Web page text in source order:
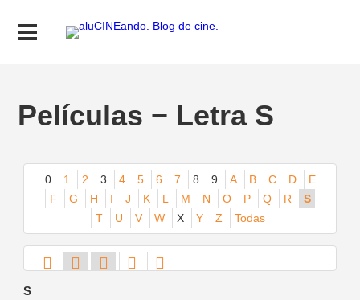
Películas − Letra S
0 1 2 3 4 5 6 7 8 9 A B C D
E
F
G H I J K L M N O P Q R
S
T
U V W X Y Z Todas
S